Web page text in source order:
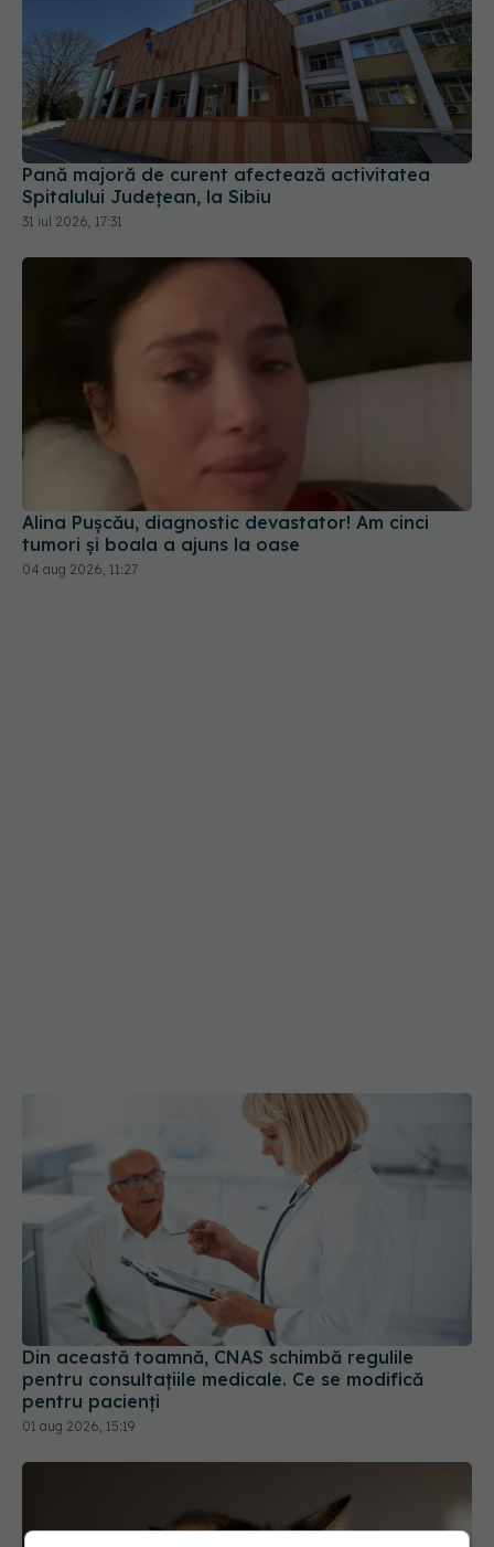
Pană majoră de curent afectează activitatea
Spitalului Județean, la Sibiu
31 iul 2026, 17:31
Alina Pușcău, diagnostic devastator! Am cinci
tumori și boala a ajuns la oase
04 aug 2026, 11:27
Din această toamnă, CNAS schimbă regulile
pentru consultațiile medicale. Ce se modifică
pentru pacienți
01 aug 2026, 15:19